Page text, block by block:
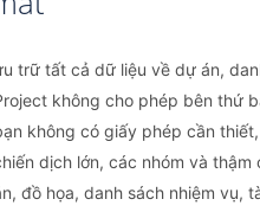
trữ tất cả dữ liệu về dự án,
không cho phép bên thứ
không có giấy phép cần
dịch lớn, các nhóm và
đồ họa, danh sách nhiệm